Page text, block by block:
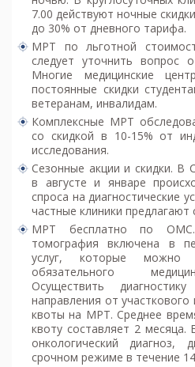
7.00 действуют ночные
до 30% от дневного тарифа.
МРТ по льготной
следует уточнить вопрос
Многие медицинские
постоянные скидки
ветеранам, инвалидам.
Комплексные МРТ
со скидкой в 10-15% от
исследования.
Сезонные акции и скидки. В
в августе и январе
спроса на диагностические
частные клиники
МРТ бесплатно по ОМС.
томография включена в
услуг, которые можно
обязательного
Осуществить
направления от
квоты на МРТ. Среднее
квоту составляет 2 месяца.
онкологический диагноз,
срочном режиме в течение